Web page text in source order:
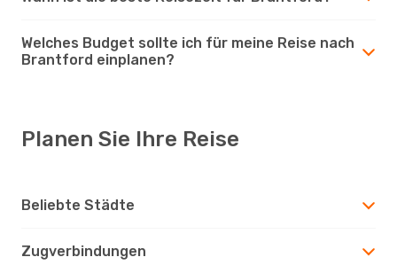
Welches Budget sollte ich für meine Reise nach
Brantford einplanen?
Planen Sie Ihre Reise
Beliebte Städte
Zugverbindungen